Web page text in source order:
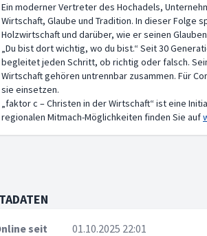
Ein moderner Vertreter des Hochadels,
Wirtschaft, Glaube und Tradition. In dieser Folge
Holzwirtschaft und darüber, wie er seinen
„Du bist dort wichtig, wo du bist.“ Seit 30
begleitet jeden Schritt, ob richtig oder falsch.
Wirtschaft gehören untrennbar zusammen. Für
sie einsetzen.
„faktor c – Christen in der Wirtschaft“ ist eine
regionalen Mitmach-Möglichkeiten finden Sie auf
seit
01.10.2025 22:01